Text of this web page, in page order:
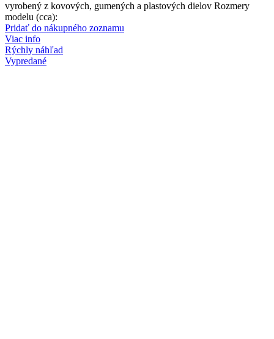
vyrobený z kovových, gumených a plastových dielov Rozmery
modelu (cca):
Pridať do nákupného zoznamu
Viac info
Rýchly náhľad
Vypredané